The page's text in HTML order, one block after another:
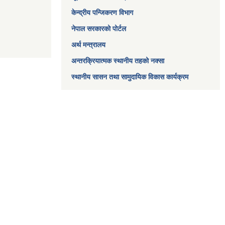
केन्द्रीय पन्जिकरण विभाग
नेपाल सरकारको पोर्टल
अर्थ मन्त्रालय
अन्तरक्रियात्मक स्थानीय तहको नक्सा
स्थानीय सासन तथा सामुदायिक विकास कार्यक्रम